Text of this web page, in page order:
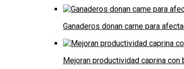
Ganaderos donan carne para
Mejoran productividad caprina